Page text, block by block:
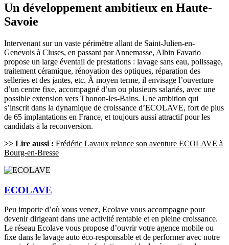
Un développement ambitieux en Haute-
Savoie
Intervenant sur un vaste périmètre allant de Saint-Julien-en-
Genevois à Cluses, en passant par Annemasse, Albin Favario
propose un large éventail de prestations : lavage sans eau, polissage,
traitement céramique, rénovation des optiques, réparation des
selleries et des jantes, etc. À moyen terme, il envisage l’ouverture
d’un centre fixe, accompagné d’un ou plusieurs salariés, avec une
possible extension vers Thonon-les-Bains. Une ambition qui
s’inscrit dans la dynamique de croissance d’ECOLAVE, fort de plus
de 65 implantations en France, et toujours aussi attractif pour les
candidats à la reconversion.
>> Lire aussi : Frédéric Lavaux relance son aventure ECOLAVE à
Bourg-en-Bresse
ECOLAVE
Peu importe d’où vous venez, Ecolave vous accompagne pour
devenir dirigeant dans une activité rentable et en pleine croissance.
Le réseau Ecolave vous propose d’ouvrir votre agence mobile ou
fixe dans le lavage auto éco-responsable et de performer avec notre